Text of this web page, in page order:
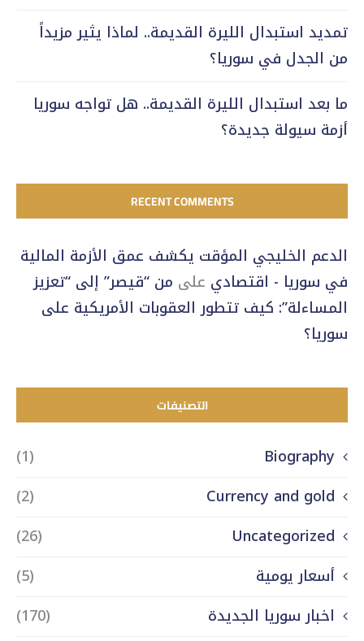
تمديد استبدال الليرة القديمة.. لماذا يثير مزيداً
من الجدل في سوريا؟
ما بعد استبدال الليرة القديمة.. هل تواجه سوريا
أزمة سيولة جديدة؟
RECENT COMMENTS
الدعم الخليجي المؤقت يكشف عمق الأزمة المالية
في سوريا - اقتصادي على من “قيصر” إلى “تعزيز
المساءلة”: كيف تتطور العقوبات الأمريكية على
سوريا؟
التصنيفات
Biography
(1)
Currency and gold
(2)
Uncategorized
(26)
أسعار يومية
(5)
اخبار سوريا الجديدة
(170)